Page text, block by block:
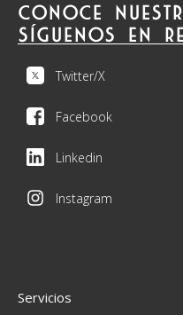
CONOCE
SÍGUENOS EN
Twitter/X
Facebook
Linkedin
Instagram
Servicios